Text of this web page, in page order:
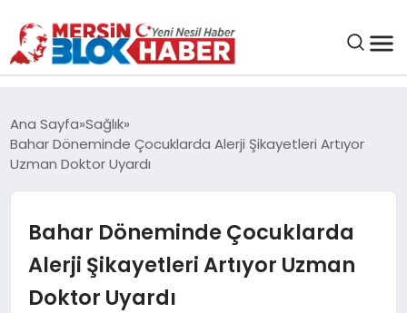
SAĞLIK
EĞITIM
Ana Sayfa Sağlık
Bahar Döneminde Çocuklarda Alerji Şikayetleri Artıyor
Uzman Doktor Uyardı
Bahar Döneminde Çocuklarda
Alerji Şikayetleri Artıyor Uzman
Doktor Uyardı